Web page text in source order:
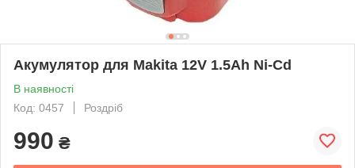
Акумулятор для Makita 12V 1.5Ah Ni-Cd
В наявності
Код: 0457
Роздріб
990 ₴